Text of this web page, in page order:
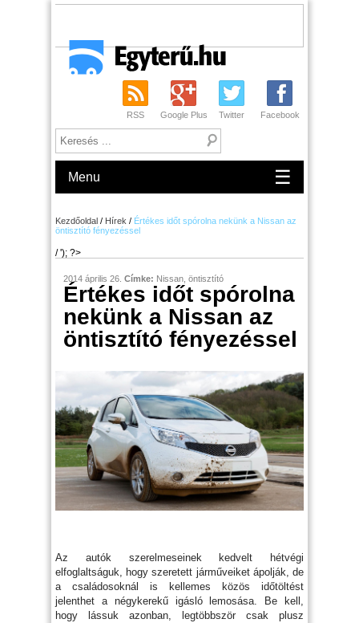
RSS Google Plus Twitter Facebook
Menu ☰
Kezdőoldal / Hírek / Értékes időt spórolna nekünk a Nissan az
öntisztító fényezéssel
/ '); ?>
2014 április 26. Címke: Nissan öntisztító
Értékes időt spórolna
nekünk a Nissan az
öntisztító fényezéssel
Az autók szerelmeseinek kedvelt hétvégi
elfoglaltságuk, hogy szeretett járműveiket ápolják, de
a családosoknál is kellemes közös időtöltést
jelenthet a négykerekű igásló lemosása. Be kell,
hogy lássuk azonban, legtöbbször csak plusz